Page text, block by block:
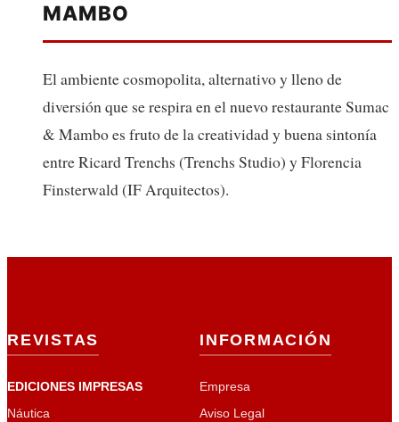
MAMBO
El ambiente cosmopolita, alternativo y lleno de
diversión que se respira en el nuevo restaurante Sumac
& Mambo es fruto de la creatividad y buena sintonía
entre Ricard Trenchs (Trenchs Studio) y Florencia
Finsterwald (IF Arquitectos).
REVISTAS
EDICIONES IMPRESAS
Náutica
INFORMACIÓN
Empresa
Aviso Legal